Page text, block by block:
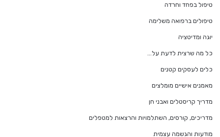
טיפול בפחד וחרדה
טיפולים ברפואה משלימה
יוגה ומדיטציה
כל מה שרצית לדעת על…
כלים לעסקים קטנים
מאמנים אישיים מומלצים
מדריך קריסטלים ואבני חן
מדריכים, קורסים, השתלמויות והרצאות למטפלים
מודעות והגשמה עצמית